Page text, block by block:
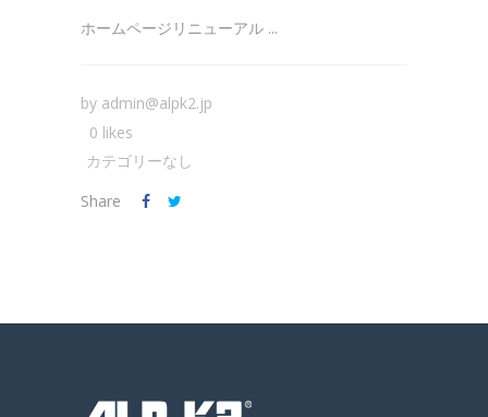
ホームページリニューアル ...
by admin@alpk2.jp
0 likes
カテゴリーなし
Share